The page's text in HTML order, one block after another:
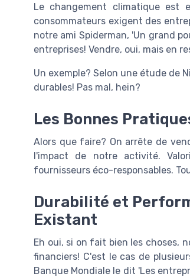
Le changement climatique est
consommateurs exigent des
notre ami Spiderman, 'Un grand
entreprises! Vendre, oui, mais en
Un exemple? Selon une étude de
durables! Pas mal, hein?
Les Bonnes
Alors que faire? On arrête de
l'impact de notre activité.
fournisseurs éco-responsables.
Durabilité et
Existant
Eh oui, si on fait bien les choses,
financiers! C'est le cas de
Banque Mondiale le dit 'Les